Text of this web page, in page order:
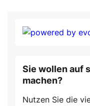
Sie wollen auf
machen?
Nutzen Sie die